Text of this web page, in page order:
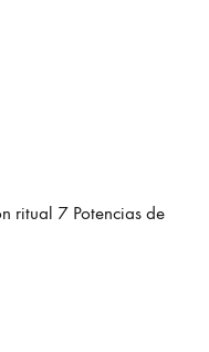
ritual 7 Potencias de